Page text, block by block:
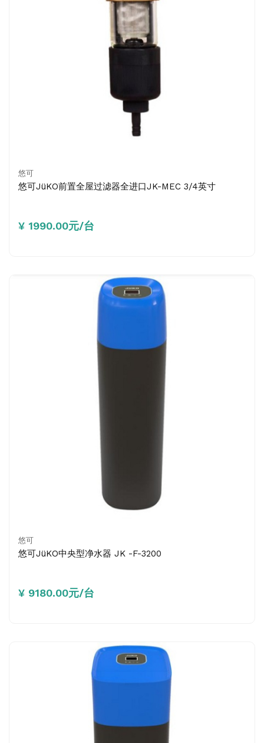
悠可
悠可JüKO前置全屋过滤器全进口JK-MEC 3/4英寸
¥ 1990.00元/台
悠可
悠可JüKO中央型净水器 JK -F-3200
¥ 9180.00元/台